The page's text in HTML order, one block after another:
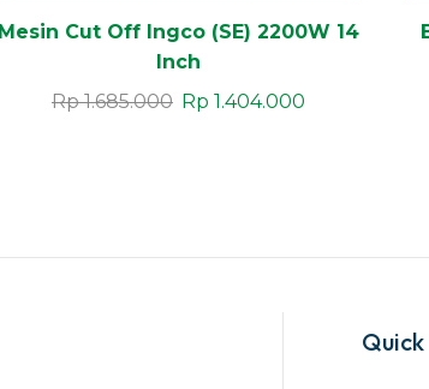
Mesin Cut Off Ingco (SE) 2200W 14
Inch
Rp1.685.000 Rp 1.404.000